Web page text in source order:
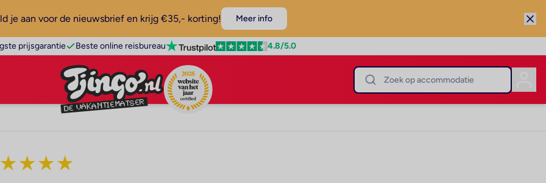
je aan voor de nieuwsbrief en krijg €35,- korting! Meer info
prijsgarantie Beste online reisbureau 4.8/5.0
★★★